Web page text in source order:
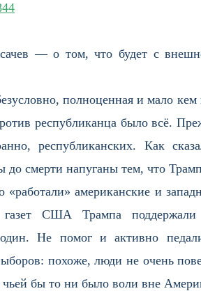
— о том, что будет с
полноценная и мало
республиканца было всё.
республиканских. Как
до смерти напуганы тем, что
«работали» американские и
газет США Трампа
Не помог и активно
похоже, люди не очень
бы то ни было воли вне